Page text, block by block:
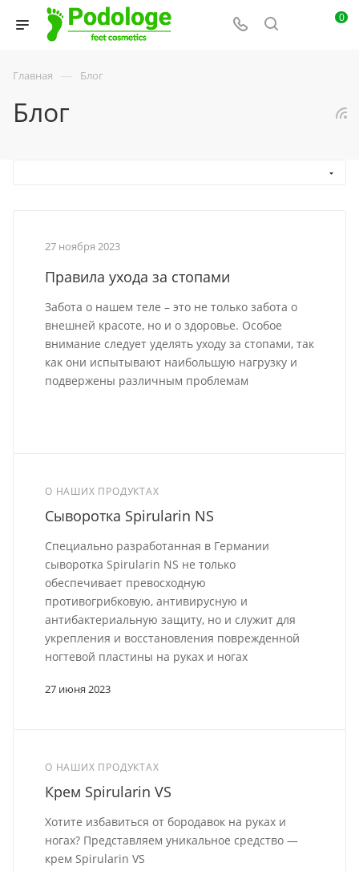
0
Главная — Блог
Блог
27 ноября 2023
Правила ухода за стопами
Забота о нашем теле – это не только забота о
внешней красоте, но и о здоровье. Особое
внимание следует уделять уходу за стопами, так
как они испытывают наибольшую нагрузку и
подвержены различным проблемам
О НАШИХ ПРОДУКТАХ
27 июня 2023
Сыворотка Spirularin NS
Специально разработанная в Германии
сыворотка Spirularin NS не только
обеспечивает превосходную
противогрибковую, антивирусную и
антибактериальную защиту, но и служит для
укрепления и восстановления поврежденной
ногтевой пластины на руках и ногах
О НАШИХ ПРОДУКТАХ
Крем Spirularin VS
Хотите избавиться от бородавок на руках и
ногах? Представляем уникальное средство —
крем Spirularin VS